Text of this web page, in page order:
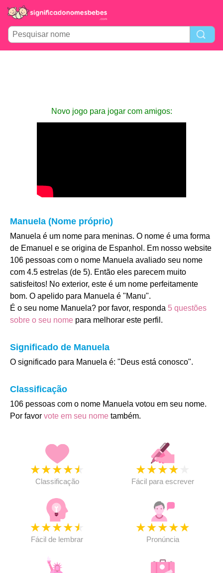
Novo jogo para jogar com amigos:
Manuela (Nome próprio)
Manuela é um nome para meninas. O nome é uma forma
de Emanuel e se origina de Espanhol. Em nosso website
106 pessoas com o nome Manuela avaliado seu nome
com 4.5 estrelas (de 5). Então eles parecem muito
satisfeitos! No exterior, este é um nome perfeitamente
bom. O apelido para Manuela é "Manu".
É o seu nome Manuela? por favor, responda 5 questões
sobre o seu nome para melhorar este perfil.
Significado de Manuela
O significado para Manuela é: "Deus está conosco".
Classificação
106 pessoas com o nome Manuela votou em seu nome.
Por favor vote em seu nome também.
★★★★★
Classificação
★★★★
Fácil para escrever
★★★★★
Fácil de lembrar
★★★★★
Pronúncia